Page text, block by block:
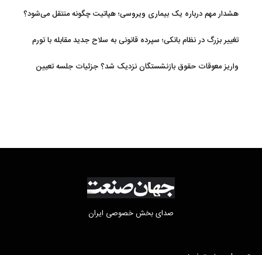
هشدار مهم درباره یک بیماری ویروسی؛ هپاتیت چگونه منتقل می‌شود؟
تغییر بزرگ در نظام بانکی؛ سپرده قانونی به سلاح جدید مقابله با تورم
واریز معوقات حقوق بازنشستگان نزدیک شد؟ جزئیات جلسه تعیین
صدای بخش خصوصی ایران